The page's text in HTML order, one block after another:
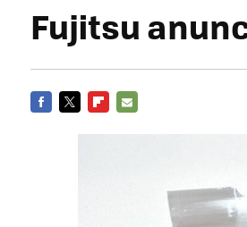
Fujitsu